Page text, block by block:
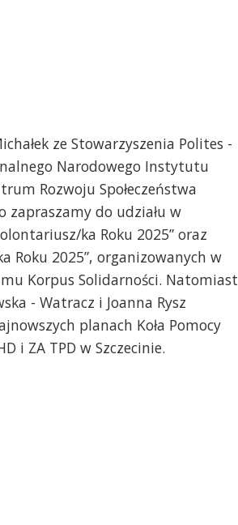
ze Stowarzyszenia Polites -
Narodowego Instytutu
Rozwoju Społeczeństwa
zapraszamy do udziału w
ka Roku 2025” oraz
Roku 2025”, organizowanych w
Korpus Solidarności. Natomiast
- Watracz i Joanna Rysz
planach Koła Pomocy
i ZA TPD w Szczecinie.